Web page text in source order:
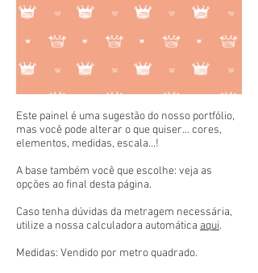
Este painel é uma sugestão do nosso portfólio,
mas você pode alterar o que quiser... cores,
elementos, medidas, escala...!
A base também você que escolhe: veja as
opções ao final desta página.
Caso tenha dúvidas da metragem necessária,
utilize a nossa calculadora automática aqui.
Medidas: Vendido por metro quadrado.